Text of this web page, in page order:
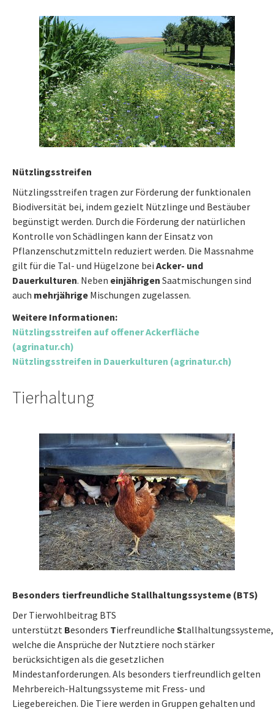
Nützlingsstreifen
Nützlingsstreifen tragen zur Förderung der funktionalen
Biodiversität bei, indem gezielt Nützlinge und Bestäuber
begünstigt werden. Durch die Förderung der natürlichen
Kontrolle von Schädlingen kann der Einsatz von
Pflanzenschutzmitteln reduziert werden. Die Massnahme
gilt für die Tal- und Hügelzone bei Acker- und
Dauerkulturen. Neben einjährigen Saatmischungen sind
auch mehrjährige Mischungen zugelassen.
Weitere Informationen:
Nützlingsstreifen auf offener Ackerfläche
(agrinatur.ch)
Nützlingsstreifen in Dauerkulturen (agrinatur.ch)
Tierhaltung
Besonders tierfreundliche Stallhaltungssysteme (BTS)
Der Tierwohlbeitrag BTS
unterstützt Besonders Tierfreundliche Stallhaltungssysteme,
welche die Ansprüche der Nutztiere noch stärker
berücksichtigen als die gesetzlichen
Mindestanforderungen. Als besonders tierfreundlich gelten
Mehrbereich-Haltungssysteme mit Fress- und
Liegebereichen. Die Tiere werden in Gruppen gehalten und